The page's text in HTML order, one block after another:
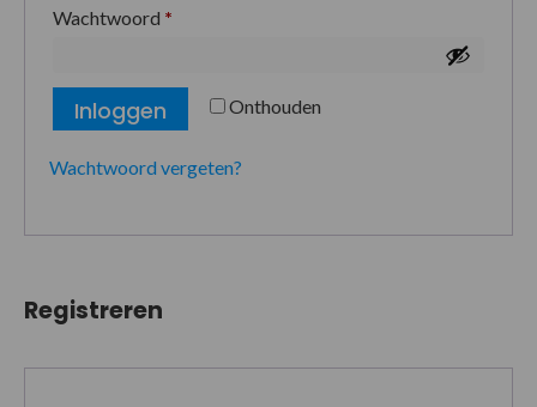
Wachtwoord *
Onthouden
Inloggen
Wachtwoord vergeten?
Registreren